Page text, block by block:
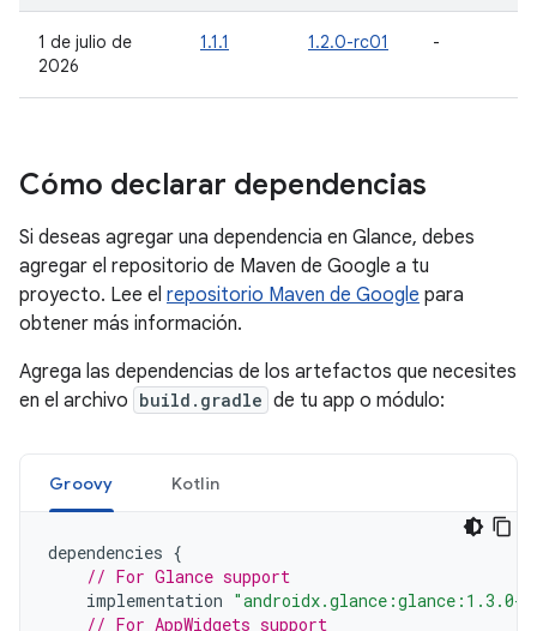
1 de julio de
2026
1.1.1 1.2.0-rc01 -
Cómo declarar dependencias
Si deseas agregar una dependencia en Glance, debes
agregar el repositorio de Maven de Google a tu
proyecto. Lee el repositorio Maven de Google para
obtener más información.
Agrega las dependencias de los artefactos que necesites
en el archivo build.gradle de tu app o módulo:
Groovy Kotlin
dependencies {
// For Glance support
implementation "androidx.glance:glance:1.3.0-
// For AppWidgets support